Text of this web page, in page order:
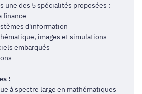
une des 5 spécialités proposées :
finance
d'information
images et simulations
embarqués
:
à spectre large en mathématiques